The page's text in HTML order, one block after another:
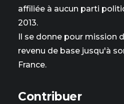
affiliée à aucun parti
2013.
Il se donne pour mission
revenu de base jusqu'à
France.
Contribuer